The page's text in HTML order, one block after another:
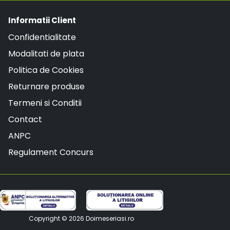
Informatii Client
Confidentialitate
Modalitati de plata
Politica de Cookies
Returnare produse
Termeni si Conditii
Contact
ANPC
Regulament Concurs
Copyright © 2026Doimeseriasi.ro